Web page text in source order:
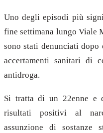
Uno degli episodi più
fine settimana lungo Viale
sono stati denunciati
accertamenti sanitari di
antidroga.
Si tratta di un 22enne e
risultati positivi al
assunzione di sostanze